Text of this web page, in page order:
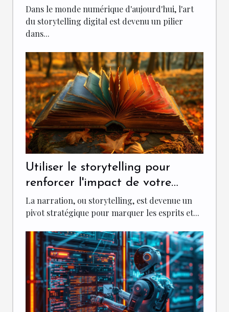
storytelling digital
Dans le monde numérique d'aujourd'hui, l'art
du storytelling digital est devenu un pilier
dans...
Utiliser le storytelling pour
renforcer l'impact de votre
marque
La narration, ou storytelling, est devenue un
pivot stratégique pour marquer les esprits et...